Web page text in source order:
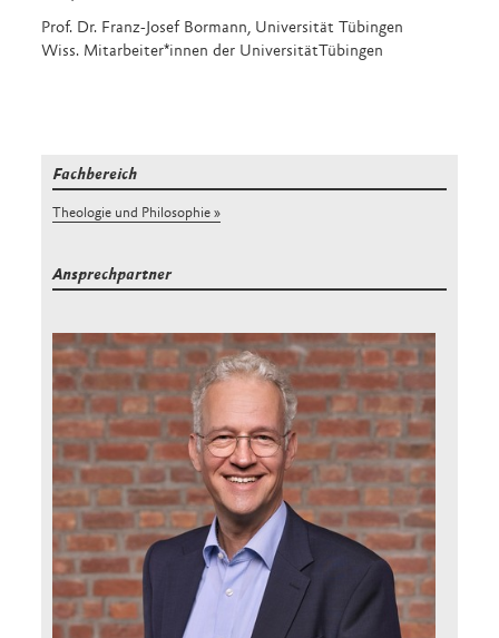
Prof. Dr. Franz-Josef Bormann, Universität Tübingen
Wiss. Mitarbeiter*innen der UniversitätTübingen
Fachbereich
Theologie und Philosophie
Ansprechpartner